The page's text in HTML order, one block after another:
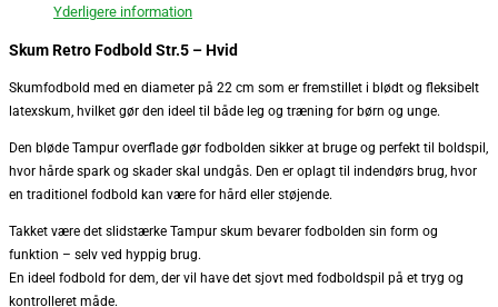
Yderligere information
Skum Retro Fodbold Str.5 – Hvid
Skumfodbold med en diameter på 22 cm som er fremstillet i blødt og fleksibelt
latexskum, hvilket gør den ideel til både leg og træning for børn og unge.
Den bløde Tampur overflade gør fodbolden sikker at bruge og perfekt til boldspil,
hvor hårde spark og skader skal undgås. Den er oplagt til indendørs brug, hvor
en traditionel fodbold kan være for hård eller støjende.
Takket være det slidstærke Tampur skum bevarer fodbolden sin form og
funktion – selv ved hyppig brug.
En ideel fodbold for dem, der vil have det sjovt med fodboldspil på et tryg og
kontrolleret måde.